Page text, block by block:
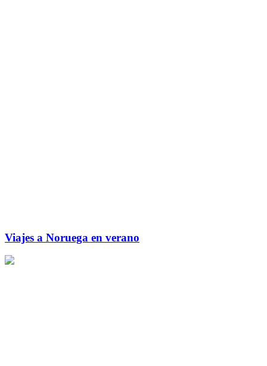
Viajes a Noruega en verano